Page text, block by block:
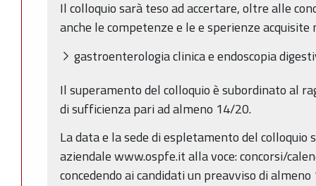
Il colloquio sarà teso ad accertare, oltre alle
anche le competenze e le e sperienze
gastroenterologia clinica e endoscopia
Il superamento del colloquio è subordinato al
di sufficienza pari ad almeno 14/20.
La data e la sede di espletamento del
aziendale www.ospfe.it alla voce: concorsi/
concedendo ai candidati un preavviso di almeno